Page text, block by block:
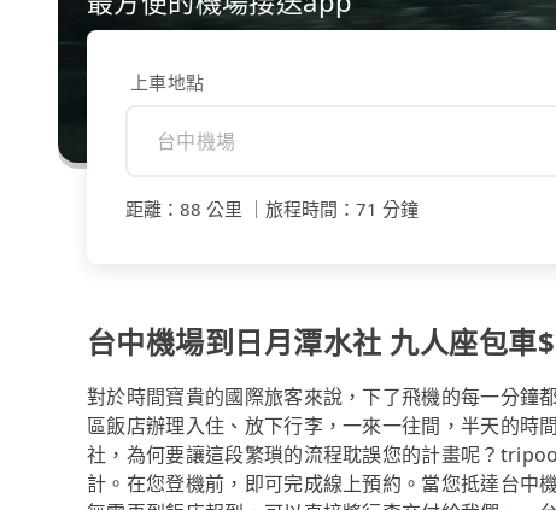
上車地點
距離 ： 88 公里 旅程時間 ： 71 分鐘
台中機場到日月潭水社 九人座包
對於時間寶貴的國際旅客來說，下了飛機的每一分鐘
區飯店辦理入住、放下行李，一來一往間，半天的時
社，為何要讓這段繁瑣的流程耽誤您的計畫呢？
計。在您登機前，即可完成線上預約。當您抵達台中